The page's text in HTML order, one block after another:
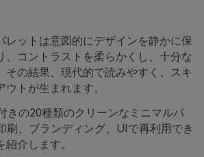
レットは意図的にデザインを静かに保
、コントラストを柔らかくし、十分な
その結果、現代的で読みやすく、スキ
トが生まれます。
きの20種類のクリーンなミニマルパ
刷、ブランディング、UIで再利用でき
介します。